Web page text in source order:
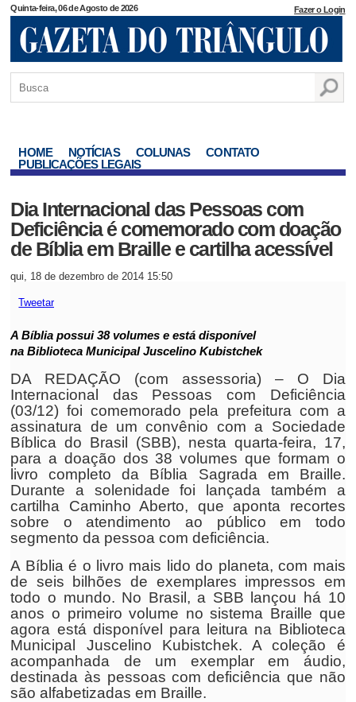
Quinta-feira, 06 de Agosto de 2026 Fazer o Login
HOME NOTÍCIAS COLUNAS
CONTATO
PUBLICAÇÕES LEGAIS
Dia Internacional das Pessoas com
Deficiência é comemorado com doação
de Bíblia em Braille e cartilha acessível
qui, 18 de dezembro de 2014 15:50
Tweetar
A Bíblia possui 38 volumes e está disponível
na Biblioteca Municipal Juscelino Kubistchek
DA REDAÇÃO (com assessoria) – O Dia
Internacional das Pessoas com Deficiência
(03/12) foi comemorado pela prefeitura com a
assinatura de um convênio com a Sociedade
Bíblica do Brasil (SBB), nesta quarta-feira, 17,
para a doação dos 38 volumes que formam o
livro completo da Bíblia Sagrada em Braille.
Durante a solenidade foi lançada também a
cartilha Caminho Aberto, que aponta recortes
sobre o atendimento ao público em todo
segmento da pessoa com deficiência.
A Bíblia é o livro mais lido do planeta, com mais
de seis bilhões de exemplares impressos em
todo o mundo. No Brasil, a SBB lançou há 10
anos o primeiro volume no sistema Braille que
agora está disponível para leitura na Biblioteca
Municipal Juscelino Kubistchek. A coleção é
acompanhada de um exemplar em áudio,
destinada às pessoas com deficiência que não
são alfabetizadas em Braille.